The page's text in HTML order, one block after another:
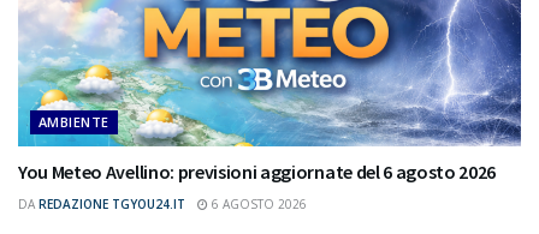
AMBIENTE
You Meteo Avellino: previsioni aggiornate del 6 agosto 2026
DA REDAZIONE TGYOU24.IT 6 AGOSTO 2026